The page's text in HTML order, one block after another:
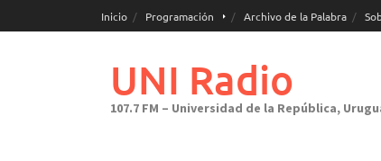
al
Inicio Programación Archivo de la Palabra
UNI Radio
107.7 FM – Universidad de la República,